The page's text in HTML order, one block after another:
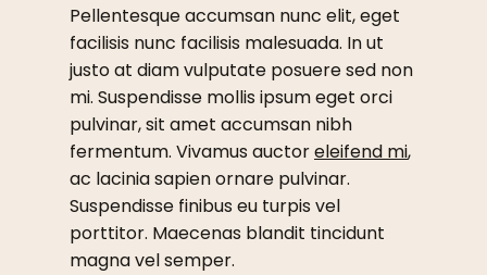
Pellentesque accumsan nunc elit, eget
facilisis nunc facilisis malesuada. In ut
justo at diam vulputate posuere sed non
mi. Suspendisse mollis ipsum eget orci
pulvinar, sit amet accumsan nibh
fermentum. Vivamus auctoreleifend mi,
ac lacinia sapien ornare pulvinar.
Suspendisse finibus eu turpis vel
porttitor. Maecenas blandit tincidunt
magna vel semper.